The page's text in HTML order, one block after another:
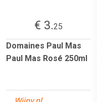
€ 3.25
Domaines Paul Mas
Paul Mas Rosé 250ml